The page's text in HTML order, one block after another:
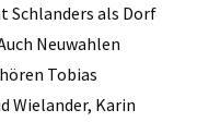
Schlanders als Dorf
Neuwahlen
Tobias
Wielander, Karin